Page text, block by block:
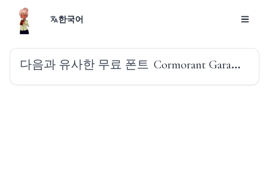
한국어
다음과 유사한 무료 폰트 Cormorant Garamond